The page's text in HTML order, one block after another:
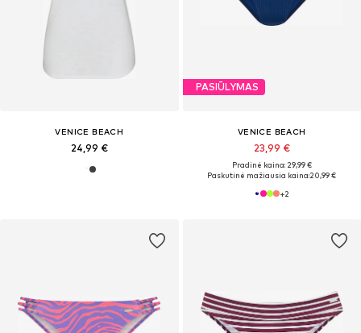
VENICE BEACH
24,99 €
PASIŪLYMAS
VENICE BEACH
23,99 €
Pradinė kaina: 29,99 €
Paskutinė mažiausia kaina:20,99 €
+2